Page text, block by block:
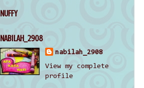
NUFFY
NABILAH_2908
nabilah_2908
View my complete
profile